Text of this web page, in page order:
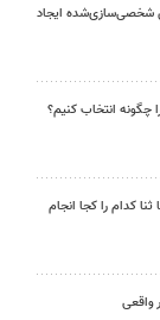
شخصی‌سازی‌شده ایجاد
چگونه انتخاب کنیم؟
کدام را کجا انجام